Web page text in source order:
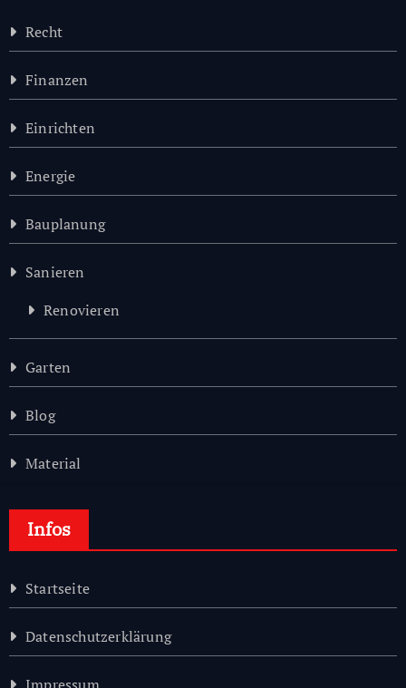
Recht
Finanzen
Einrichten
Energie
Bauplanung
Sanieren
Renovieren
Garten
Blog
Material
Infos
Startseite
Datenschutzerklärung